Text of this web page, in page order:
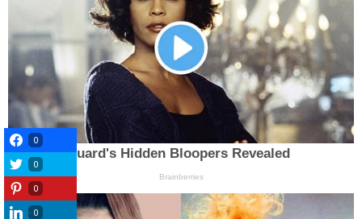
0
0
0
0